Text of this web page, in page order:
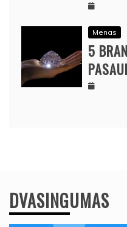
Menas
5
DVASINGUMAS